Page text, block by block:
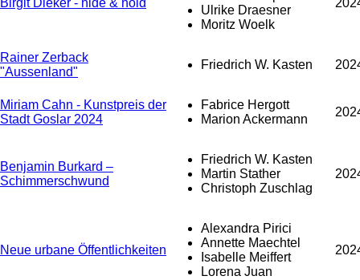
Birgit Dieker - hide & hold
Ulrike Draesner
Moritz Woelk
Rainer Zerback
"Aussenland"
Friedrich W. Kasten
Miriam Cahn - Kunstpreis der
Stadt Goslar 2024
Fabrice Hergott
Marion Ackermann
Benjamin Burkard –
Schimmerschwund
Friedrich W. Kasten
Martin Stather
Christoph Zuschlag
Neue urbane Öffentlichkeiten
Alexandra Pirici
Annette Maechtel
Isabelle Meiffert
Lorena Juan